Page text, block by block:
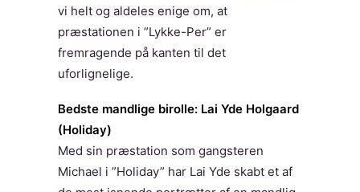
vi helt og aldeles enige om, at
præstationen i ”Lykke-Per” er
fremragende på kanten til det
uforlignelige.
Bedste mandlige birolle: Lai Yde Holgaard
(Holiday)
Med sin præstation som gangsteren
Michael i ”Holiday” har Lai Yde skabt et af